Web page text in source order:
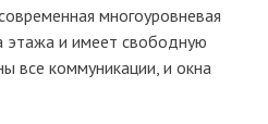
многоуровневая
этажа и имеет свободную
все коммуникации, и окна